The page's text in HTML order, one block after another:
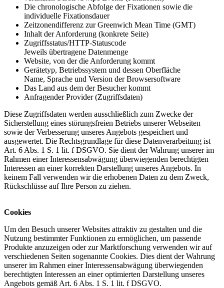
Die chronologische Abfolge der Fixationen sowie die
individuelle Fixationsdauer
Zeitzonendifferenz zur Greenwich Mean Time (GMT)
Inhalt der Anforderung (konkrete Seite)
Zugriffsstatus/HTTP-Statuscode
Jeweils übertragene Datenmenge
Website, von der die Anforderung kommt
Gerätetyp, Betriebssystem und dessen Oberfläche
Name, Sprache und Version der Browsersoftware
Das Land aus dem der Besucher kommt
Anfragender Provider (Zugriffsdaten)
Diese Zugriffsdaten werden ausschließlich zum Zwecke der
Sicherstellung eines störungsfreien Betriebs unserer Webseiten
sowie der Verbesserung unseres Angebots gespeichert und
ausgewertet. Die Rechtsgrundlage für diese Datenverarbeitung ist
Art. 6 Abs. 1 S. 1 lit. f DSGVO. Sie dient der Wahrung unserer im
Rahmen einer Interessensabwägung überwiegenden berechtigten
Interessen an einer korrekten Darstellung unseres Angebots. In
keinem Fall verwenden wir die erhobenen Daten zu dem Zweck,
Rückschlüsse auf Ihre Person zu ziehen.
Cookies
Um den Besuch unserer Websites attraktiv zu gestalten und die
Nutzung bestimmter Funktionen zu ermöglichen, um passende
Produkte anzuzeigen oder zur Marktforschung verwenden wir auf
verschiedenen Seiten sogenannte Cookies. Dies dient der Wahrung
unserer im Rahmen einer Interessensabwägung überwiegenden
berechtigten Interessen an einer optimierten Darstellung unseres
Angebots gemäß Art. 6 Abs. 1 S. 1 lit. f DSGVO.